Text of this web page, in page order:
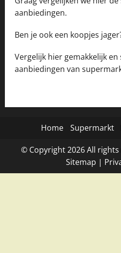
aanbiedingen.
Ben je ook een koopjes
Vergelijk hier gemakkelijk en
aanbiedingen van
Home Supermarkt
© Copyright2026All rights
Sitemap |